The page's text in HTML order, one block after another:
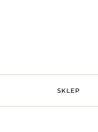
SKLEP